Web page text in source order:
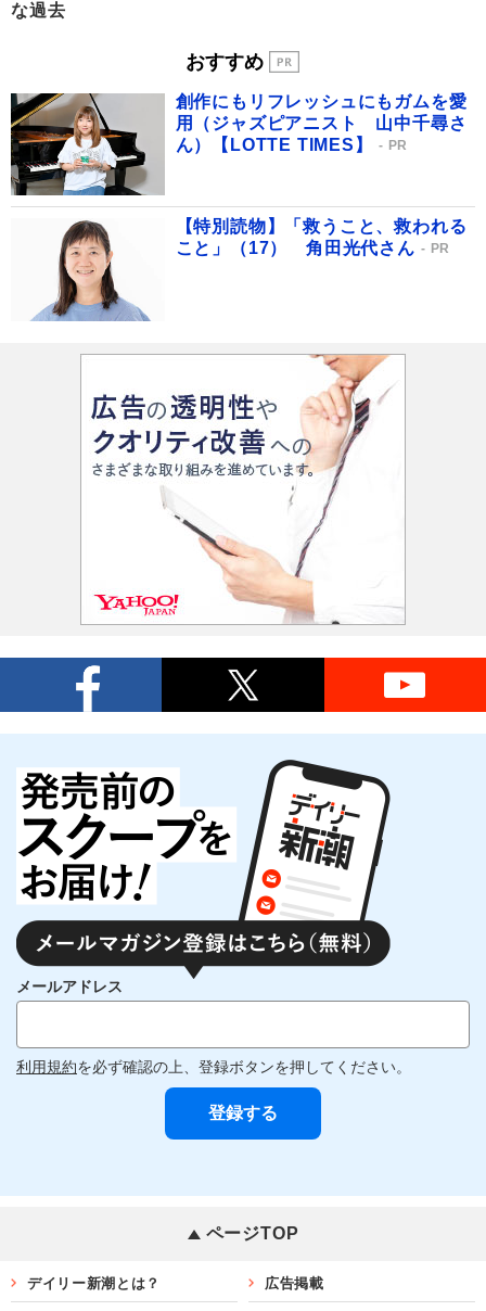
な過去
おすすめ
創作にもリフレッシュにもガムを愛
用（ジャズピアニスト 山中千尋さ
ん）【LOTTE TIMES】
PR
【特別読物】「救うこと、救われる
こと」（17） 角田光代さん
PR
メールアドレス
利用規約を必ず確認の上、登録ボタンを押してください。
ページTOP
デイリー新潮とは？ 広告掲載